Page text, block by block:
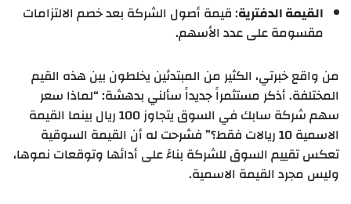
القيمة الدفترية: قيمة أصول الشركة بعد خصم الالتزامات
مقسومة على عدد الأسهم.
من واقع خبرتي، الكثير من المبتدئين يخلطون بين هذه القيم
المختلفة. أذكر مستثمراً جديداً سألني بدهشة: “لماذا سعر
سهم شركة سابك في السوق يتجاوز 100 ريال بينما القيمة
الاسمية 10 ريالات فقط؟” فشرحت له أن القيمة السوقية
تعكس تقييم السوق للشركة بناءً على أدائها وتوقعات نموها،
وليس مجرد القيمة الاسمية.